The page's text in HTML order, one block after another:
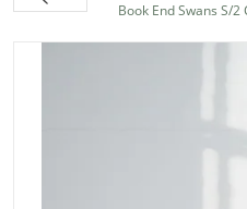
Book End Swans S/2